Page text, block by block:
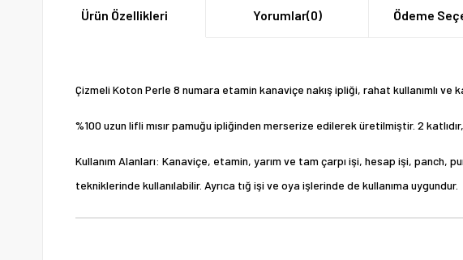
Ürün Özellikleri Yorumlar(0) Ödeme
Çizmeli Koton Perle 8 numara etamin kanaviçe nakış ipliği, rahat kullanımlı ve
%100 uzun lifli mısır pamuğu ipliğinden merserize edilerek üretilmiştir. 2
Kullanım Alanları: Kanaviçe, etamin, yarım ve tam çarpı işi, hesap işi, panch,
tekniklerinde kullanılabilir. Ayrıca tığ işi ve oya işlerinde de kullanıma uygundur.